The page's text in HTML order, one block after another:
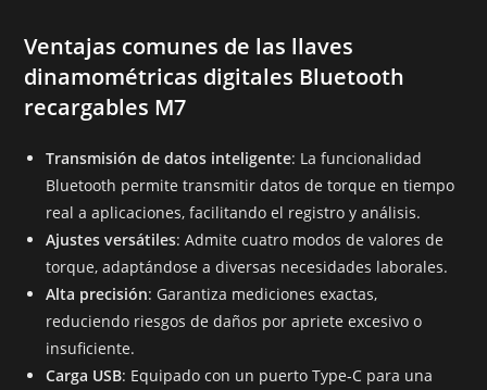
Ventajas comunes de las llaves
dinamométricas digitales Bluetooth
recargables M7
Transmisión de datos inteligente: La funcionalidad
Bluetooth permite transmitir datos de torque en tiempo
real a aplicaciones, facilitando el registro y análisis.
Ajustes versátiles: Admite cuatro modos de valores de
torque, adaptándose a diversas necesidades laborales.
Alta precisión: Garantiza mediciones exactas,
reduciendo riesgos de daños por apriete excesivo o
insuficiente.
Carga USB: Equipado con un puerto Type-C para una